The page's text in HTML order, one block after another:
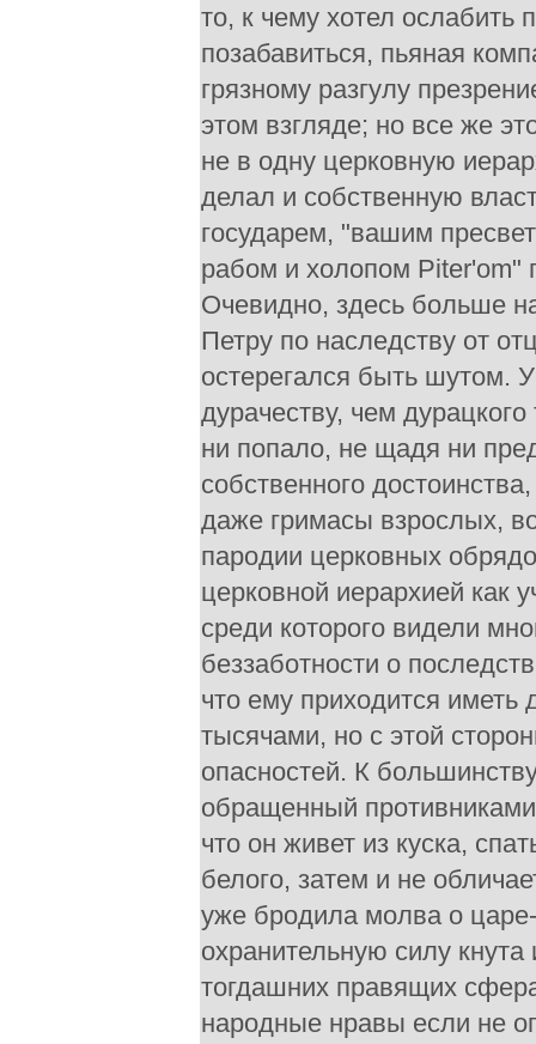
то, к чему хотел ослабить
позабавиться, пьяная
грязному разгулу
этом взгляде; но все же
не в одну церковную
делал и собственную
государем, "вашим
рабом и холопом Piter'om"
Очевидно, здесь больше
Петру по наследству от
остерегался быть шутом.
дурачеству, чем
ни попало, не щадя ни
собственного
даже гримасы взрослых,
пародии церковных
церковной иерархией как
среди которого видели
беззаботности о
что ему приходится иметь
тысячами, но с этой
опасностей. К
обращенный
что он живет из куска,
белого, затем и не
уже бродила молва о
охранительную силу
тогдашних правящих
народные нравы если не